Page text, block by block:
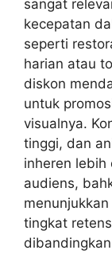
sangat
kecepatan
seperti
harian atau
diskon
untuk
visualnya.
tinggi, dan
inheren lebih
audiens,
tingkat